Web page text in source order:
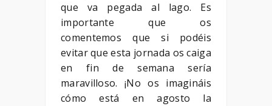
que va pegada al lago. Es
importante que os
comentemos que si podéis
evitar que esta jornada os caiga
en fin de semana sería
maravilloso. ¡No os imagináis
cómo está en agosto la